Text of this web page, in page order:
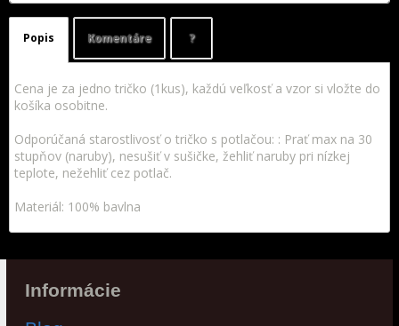
Popis Komentáre ?
Cena je za jedno tričko (1kus), každú veľkosť a vzor si vložte do
košíka osobitne.
Odporúčaná starostlivosť o tričko s potlačou: : Prať max na 30
stupňov (naruby), nesušiť v sušičke, žehliť naruby pri nízkej
teplote, nežehliť cez potlač.
Materiál: 100% bavlna
Informácie